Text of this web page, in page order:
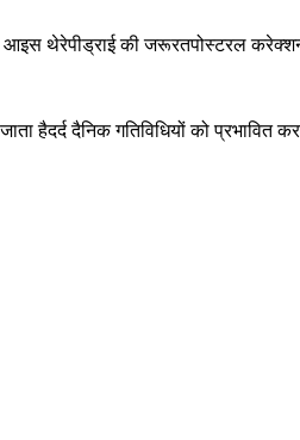
थेरेपीड्राई की जरूरतपोस्टरल
हैदर्द दैनिक गतिविधियों को प्रभावित